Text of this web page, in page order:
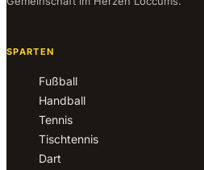
SPARTEN
Fußball
Handball
Tennis
Tischtennis
Dart